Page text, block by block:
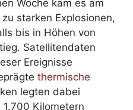
Woche kam es am
starken Explosionen,
bis in Höhen von
Satellitendaten
Ereignisse
thermische
legten dabei
Kilometern